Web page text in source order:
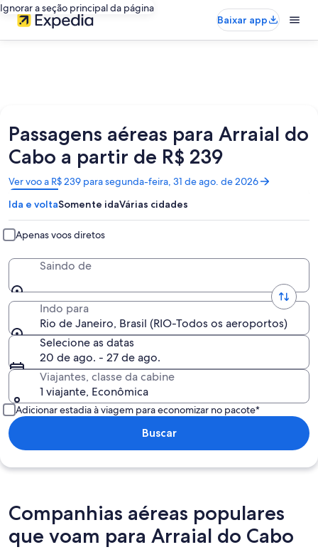
Ignorar a seção principal da página
Baixar app
Passagens aéreas para Arraial do
Cabo a partir de R$ 239
Ver voo a R$ 239 para segunda-feira, 31 de ago. de 2026
Abre
em
uma
nova
janela
Ida e voltaSomente idaVárias cidades
Apenas voos diretos
Saindo de
Indo para
Rio de Janeiro, Brasil (RIO-Todos os aeroportos)
Selecione as datas
20 de ago. - 27 de ago.
Viajantes, classe da cabine
1 viajante, Econômica
Adicionar estadia à viagem para economizar no pacote*
Buscar
Companhias aéreas populares
que voam para Arraial do Cabo